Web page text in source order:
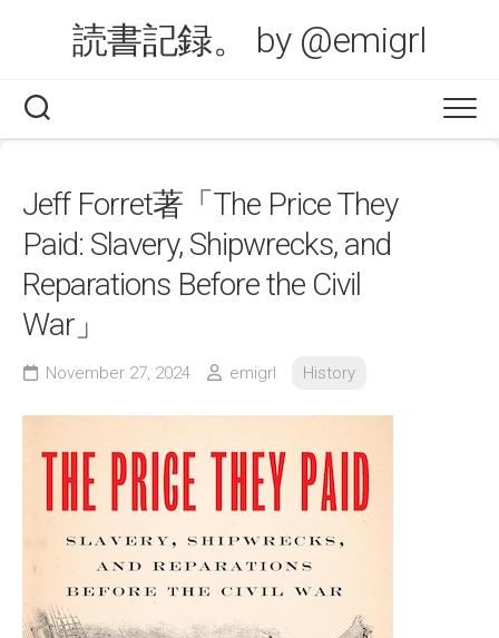
読書記録。 by @emigrl
Jeff Forret著「The Price They
Paid: Slavery, Shipwrecks, and
Reparations Before the Civil
War」
November 27, 2024 emigrl History